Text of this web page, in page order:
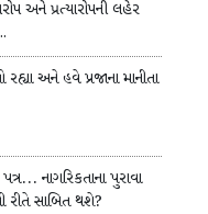
અને પ્રત્યારોપની લહેર
અને હવે પ્રજાના માનીતા
નાગરિકતાના પુરાવા
રીતે સાબિત થશે?